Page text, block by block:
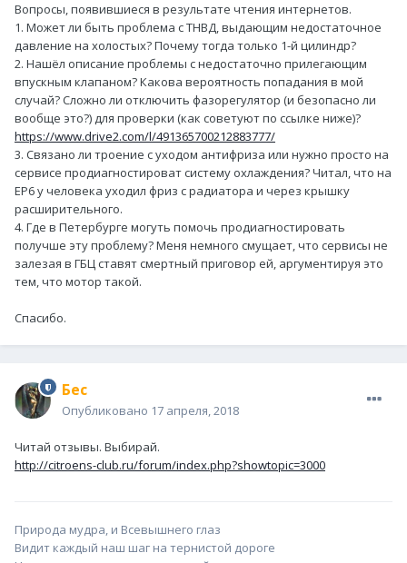
Вопросы, появившиеся в результате чтения интернетов.
1. Может ли быть проблема с ТНВД, выдающим недостаточное
давление на холостых? Почему тогда только 1-й цилиндр?
2. Нашёл описание проблемы с недостаточно прилегающим
впускным клапаном? Какова вероятность попадания в мой
случай? Сложно ли отключить фазорегулятор (и безопасно ли
вообще это?) для проверки (как советуют по ссылке ниже)?
https://www.drive2.com/l/491365700212883777/
3. Связано ли троение с уходом антифриза или нужно просто на
сервисе продиагностироват систему охлаждения? Читал, что на
EP6 у человека уходил фриз с радиатора и через крышку
расширительного.
4. Где в Петербурге могуть помочь продиагностировать
получше эту проблему? Меня немного смущает, что сервисы не
залезая в ГБЦ ставят смертный приговор ей, аргументируя это
тем, что мотор такой.
Спасибо.
Бес
Опубликовано 17 апреля, 2018
Читай отзывы. Выбирай.
http://citroens-club.ru/forum/index.php?showtopic=3000
Природа мудра, и Всевышнего глаз
Видит каждый наш шаг на тернистой дороге